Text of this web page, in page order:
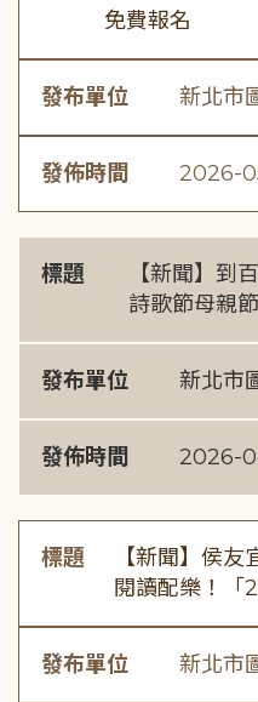
免費報名
發布單位 新北市
發佈時間 2026-
標題
【新聞】到
詩歌節母親
發布單位 新北市
發佈時間 2026-
標題
【新聞】侯
閱讀配樂！「
發布單位 新北市